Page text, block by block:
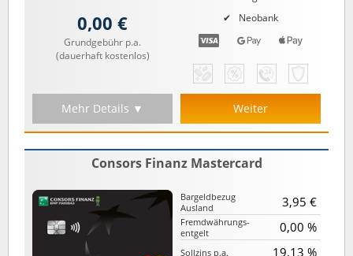
Neobank
0,00 €
Grundgebühr p.a.
(dauerhaft kostenlos)
Mehr Details ▼ Weiter
Consors Finanz Mastercard
Bargeld­bezug
Ausland
3,95 €
Fremd­währungs­
entgelt
0,00 %
Sollzins p.a. 19,13 %